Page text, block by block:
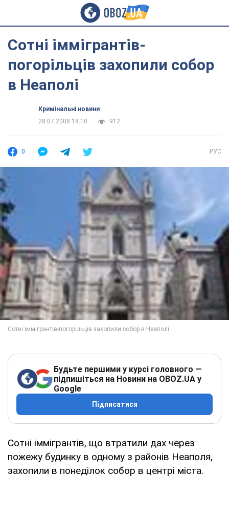
Сотні іммігрантів-
погорільців захопили собор
в Неаполі
Кримінальні новини
28.07.2008 18:10
912
0 РУС
Будьте першими у курсі головного —
підпишіться на Новини на OBOZ.UA у
Google
Підписатися
Сотні іммігрантів, що втратили дах через
пожежу будинку в одному з районів Неаполя,
захопили в понеділок собор в центрі міста.